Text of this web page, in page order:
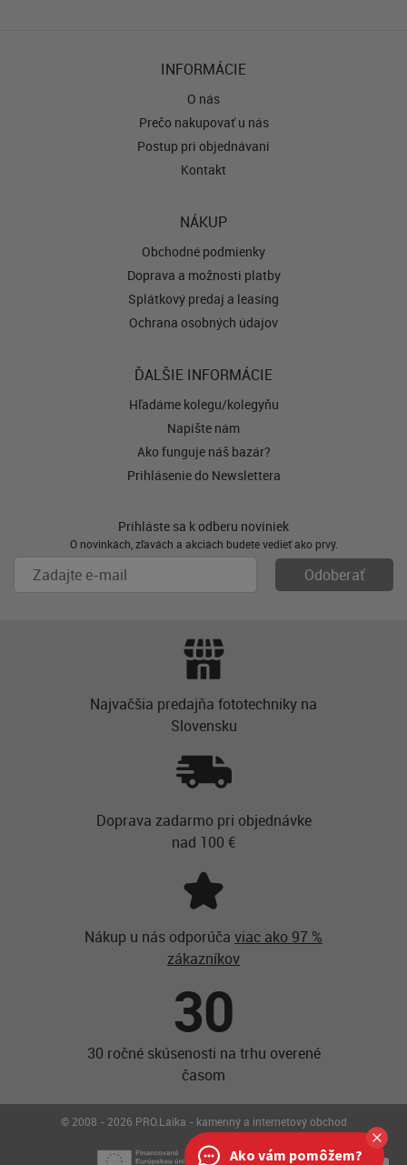
INFORMÁCIE
O nás
Prečo nakupovať u nás
Postup pri objednávaní
Kontakt
NÁKUP
Obchodné podmienky
Doprava a možnosti platby
Splátkový predaj a leasing
Ochrana osobných údajov
ĎALŠIE INFORMÁCIE
Hľadáme kolegu/kolegyňu
Napíšte nám
Ako funguje náš bazár?
Prihlásenie do Newslettera
Prihláste sa k odberu noviniek
O novinkách, zľavách a akciách budete vedieť ako prvý.
Najvačšia predajňa fototechniky na
Slovensku
Doprava zadarmo pri objednávke
nad 100 €
Nákup u nás odporúča viac ako 97 %
zákazníkov
30
30 ročné skúsenosti na trhu overené
časom
© 2008 - 2026 PRO.Laika - kamenný a internetový obchod
Ako vám pomôžem?